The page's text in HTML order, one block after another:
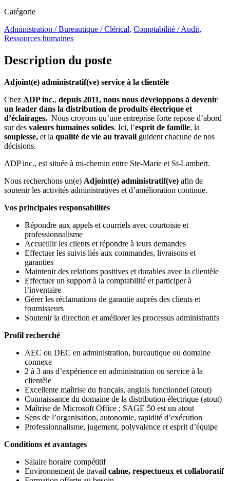
Catégorie
Administration / Bureautique / Clérical, Comptabilité / Audit,
Ressources humaines
Description du poste
Adjoint(e) administratif(ve) service à la clientèle
Chez ADP inc., depuis 2011, nous nous développons à devenir
un leader dans la distribution de produits électrique et
d’éclairages. Nous croyons qu’une entreprise forte repose d’abord
sur des valeurs humaines solides. Ici, l’esprit de famille, la
souplesse, et la qualité de vie au travail guident chacune de nos
décisions.
ADP inc., est située à mi-chemin entre Ste-Marie et St-Lambert.
Nous recherchons un(e) Adjoint(e) administratif(ve) afin de
soutenir les activités administratives et d’amélioration continue.
Vos principales responsabilités
Répondre aux appels et courriels avec courtoisie et
professionnalisme
Accueillir les clients et répondre à leurs demandes
Effectuer les suivis liés aux commandes, livraisons et
garanties
Maintenir des relations positives et durables avec la clientèle
Effectuer un support à la comptabilité et participer à
l’inventaire
Gérer les réclamations de garantie auprès des clients et
fournisseurs
Soutenir la direction et améliorer les processus administratifs
Profil recherché
AEC ou DEC en administration, bureautique ou domaine
connexe
2 à 3 ans d’expérience en administration ou service à la
clientèle
Excellente maîtrise du français, anglais fonctionnel (atout)
Connaissance du domaine de la distribution électrique (atout)
Maîtrise de Microsoft Office ; SAGE 50 est un atout
Sens de l’organisation, autonomie, rapidité d’exécution
Professionnalisme, jugement, polyvalence et esprit d’équipe
Conditions et avantages
Salaire horaire compétitif
Environnement de travail calme, respectueux et collaboratif